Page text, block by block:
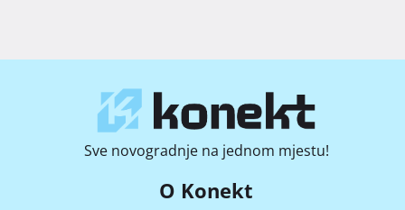
Sve novogradnje na jednom mjestu!
O Konekt